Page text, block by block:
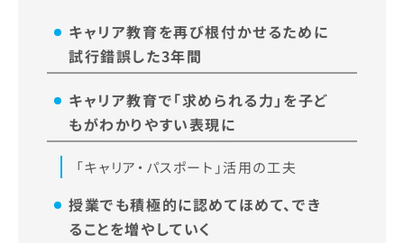
キャリア教育を再び根付かせるために
試行錯誤した3年間
キャリア教育で「求められる力」を子ど
もがわかりやすい表現に
「キャリア・パスポート」活用の工夫
授業でも積極的に認めてほめて、でき
ることを増やしていく